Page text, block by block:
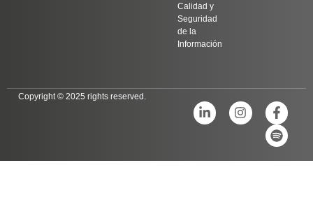
Calidad y
Seguridad
de la
Información
Copyright © 2025 rights reserved.